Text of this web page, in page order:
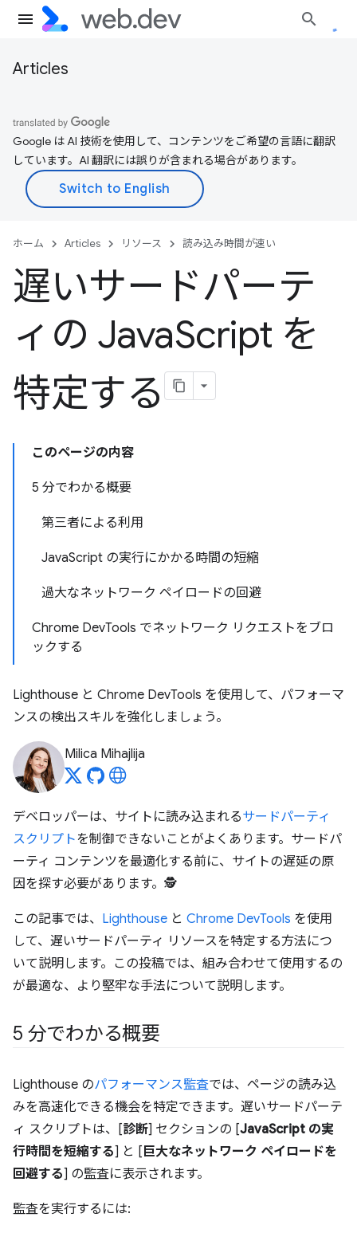
Articles
Google は AI 技術を使用して、コンテンツをご希望の言語に翻訳
しています。AI 翻訳には誤りが含まれる場合があります。
ホーム Articles リソース 読み込み時間が速い
遅いサードパーテ
ィの JavaScript を
特定する
このページの内容
5 分でわかる概要
第三者による利用
JavaScript の実行にかかる時間の短縮
過大なネットワーク ペイロードの回避
Chrome DevTools でネットワーク リクエストをブロ
ックする
Lighthouse と Chrome DevTools を使用して、パフォーマ
ンスの検出スキルを強化しましょう。
Milica Mihajlija
デベロッパーは、サイトに読み込まれるサードパーティ
スクリプトを制御できないことがよくあります。サードパ
ーティ コンテンツを最適化する前に、サイトの遅延の原
因を探す必要があります。🕵️
この記事では、 Lighthouse と Chrome DevTools を使用
して、遅いサードパーティ リソースを特定する方法につ
いて説明します。この投稿では、組み合わせて使用するの
が最適な、より堅牢な手法について説明します。
5 分でわかる概要
Lighthouse のパフォーマンス監査では、ページの読み込
みを高速化できる機会を特定できます。遅いサードパーテ
ィ スクリプトは、[診断] セクションの [JavaScript の実
行時間を短縮する] と [ 巨大なネットワーク ペイロードを
回避する] の監査に表示されます。
監査を実行するには: